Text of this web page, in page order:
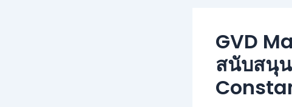
GVD
สนับสนุ